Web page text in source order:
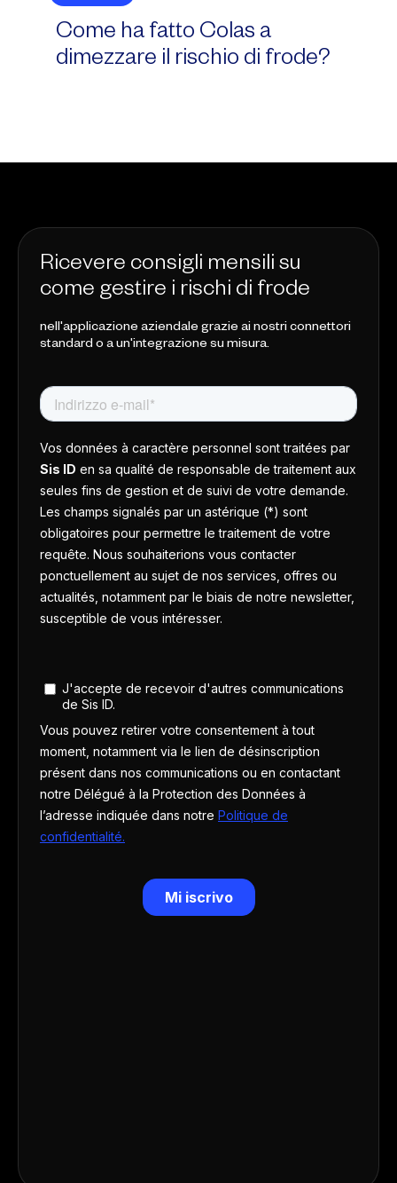
Come ha fatto Colas a
dimezzare il rischio di frode?
Ricevere consigli mensili su
come gestire i rischi di frode
nell'applicazione aziendale grazie ai nostri connettori
standard o a un'integrazione su misura.